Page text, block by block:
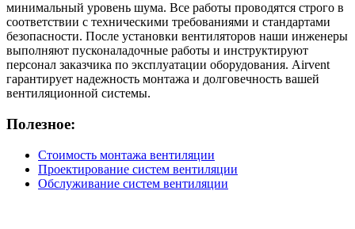
минимальный уровень шума. Все работы проводятся строго в
соответствии с техническими требованиями и стандартами
безопасности. После установки вентиляторов наши инженеры
выполняют пусконаладочные работы и инструктируют
персонал заказчика по эксплуатации оборудования. Airvent
гарантирует надежность монтажа и долговечность вашей
вентиляционной системы.
Полезное:
Стоимость монтажа вентиляции
Проектирование систем вентиляции
Обслуживание систем вентиляции